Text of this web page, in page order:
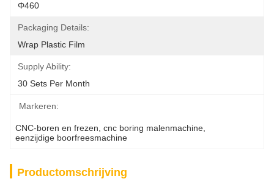
Φ460
Packaging Details:
Wrap Plastic Film
Supply Ability:
30 Sets Per Month
Markeren:
CNC-boren en frezen cnc boring malenmachine
eenzijdige boorfreesmachine
Productomschrijving